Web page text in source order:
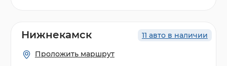
11 авто в наличии
Нижнекамск
Проложить маршрут